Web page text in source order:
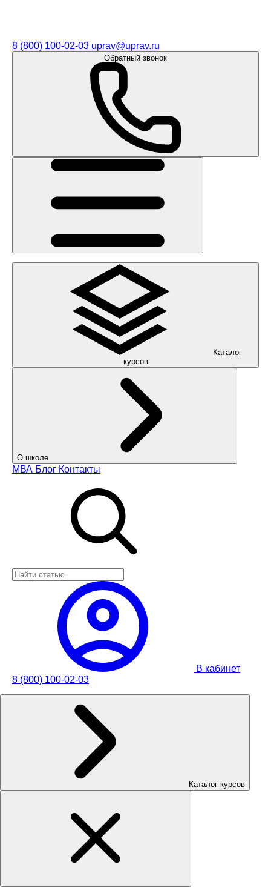
8 (800) 100-02-03 uprav@uprav.ru
Обратный звонок
Каталог
курсов
О школе
МВА Блог Контакты
В кабинет
8 (800) 100-02-03
Каталог курсов